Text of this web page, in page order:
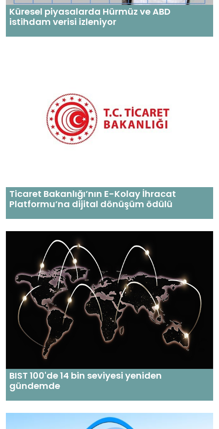
Küresel piyasalarda Hürmüz ve ABD
istihdam verisi izleniyor
Ticaret Bakanlığı’nın E-Kolay İhracat
Platformu’na dijital dönüşüm ödülü
BIST 100'de 14 bin seviyesi yeniden
gündemde